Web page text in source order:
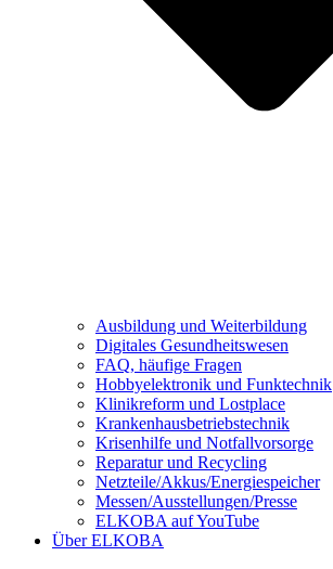
Ausbildung und Weiterbildung
Digitales Gesundheitswesen
FAQ, häufige Fragen
Hobbyelektronik und Funktechnik
Klinikreform und Lostplace
Krankenhausbetriebstechnik
Krisenhilfe und Notfallvorsorge
Reparatur und Recycling
Netzteile/Akkus/Energiespeicher
Messen/Ausstellungen/Presse
ELKOBA auf YouTube
Über ELKOBA